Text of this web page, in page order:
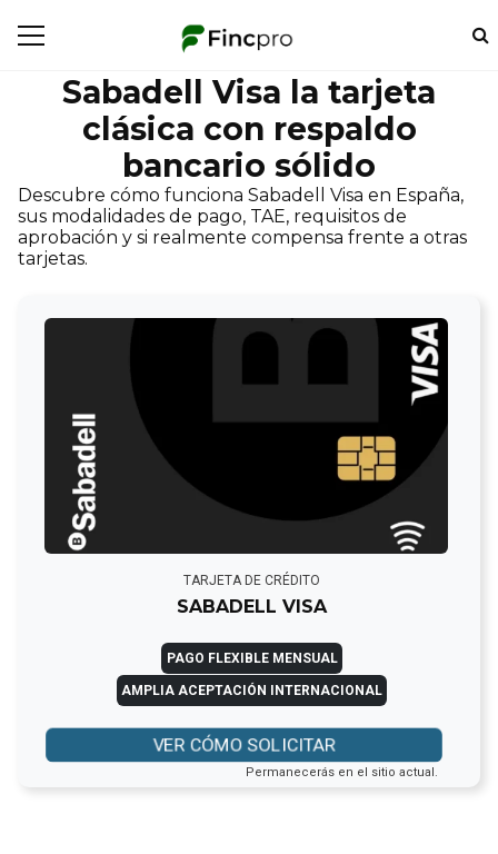
Sabadell Visa la tarjeta
clásica con respaldo
bancario sólido
Descubre cómo funciona Sabadell Visa en España,
sus modalidades de pago, TAE, requisitos de
aprobación y si realmente compensa frente a otras
tarjetas.
TARJETA DE CRÉDITO
SABADELL VISA
PAGO FLEXIBLE MENSUAL
AMPLIA ACEPTACIÓN INTERNACIONAL
VER CÓMO SOLICITAR
Permanecerás en el sitio actual.